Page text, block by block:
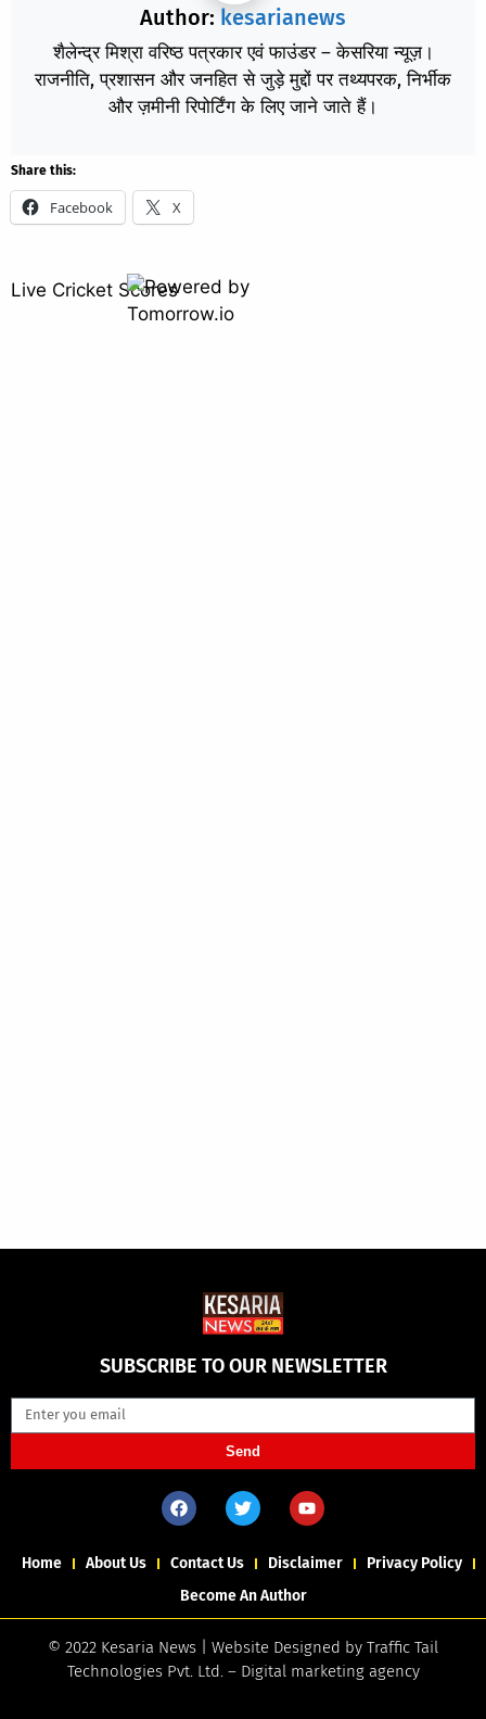
Author: kesarianews
शैलेन्द्र मिश्रा वरिष्ठ पत्रकार एवं फाउंडर – केसरिया न्यूज़।
राजनीति, प्रशासन और जनहित से जुड़े मुद्दों पर तथ्यपरक, निर्भीक
और ज़मीनी रिपोर्टिंग के लिए जाने जाते हैं।
Share this:
Facebook X
Live Cricket Scores
SUBSCRIBE TO OUR NEWSLETTER
Send
Home About Us Contact Us Disclaimer
Privacy Policy
Become An Author
© 2022 Kesaria News | Website Designed by Traffic Tail
Technologies Pvt. Ltd.– Digital marketing agency